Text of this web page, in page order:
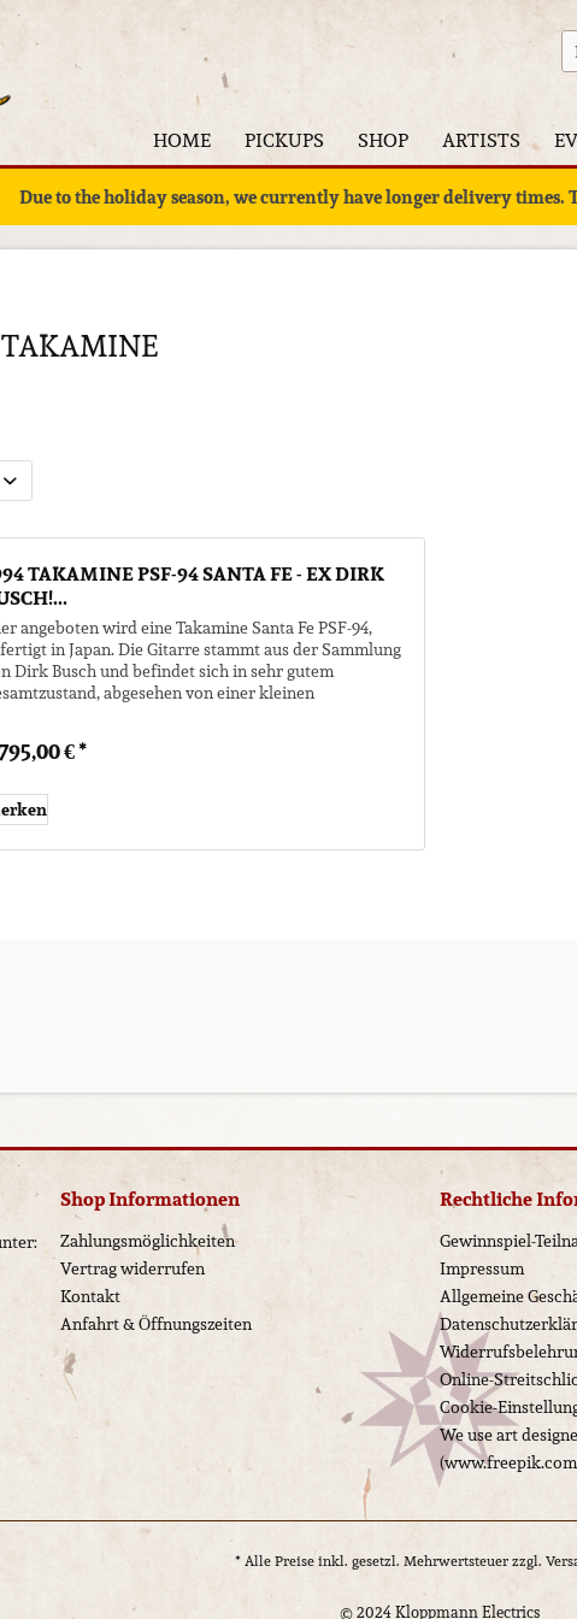
HOME PICKUPS SHOP ARTISTS
Due to the holiday season, we currently have longer delivery
TAKAMINE PSF-94 SANTA FE - EX DIRK
angeboten wird eine Takamine Santa Fe PSF-94,
in Japan. Die Gitarre stammt aus der Sammlung
Dirk Busch und befindet sich in sehr gutem
abgesehen von einer kleinen
€ *
Shop Informationen
Zahlungsmöglichkeiten
Vertrag widerrufen
Kontakt
Anfahrt & Öffnungszeiten
Rechtliche
Gewinnspiel-
Impressum
Allgemeine
Online-
Cookie-
We use art
* Alle Preise inkl. gesetzl. Mehrwertsteuer zzgl.
© 2024 Kloppmann Electrics